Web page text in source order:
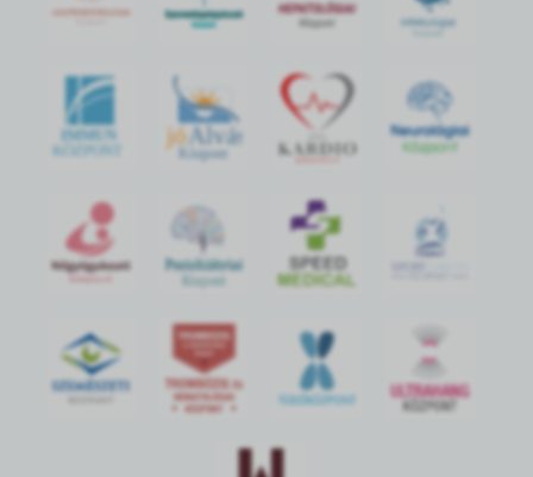
IMMUN
KÖZPONT
jó Alvás
Központ